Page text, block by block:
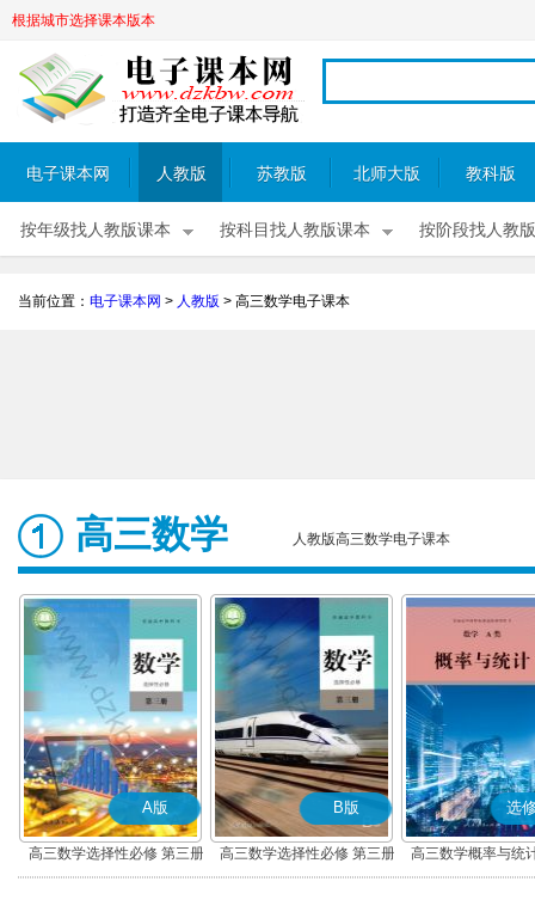
根据城市选择课本版本
电子课本网 人教版 苏教版 北师大版 教科版
按年级找人教版课本 按科目找人教版课本 按阶段找人教
当前位置： 电子课本网 > 人教版 > 高三数学电子课本
高三数学 人教版高三数学电子课本
A版
高三数学选择性必修 第三册
(A版)
B版
高三数学选择性必修 第三册
(B版)
选
高三数学概率与统
类)